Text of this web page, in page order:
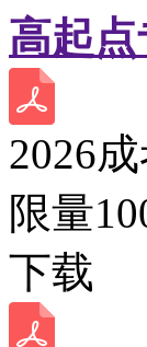
高起
2026
限量
下载